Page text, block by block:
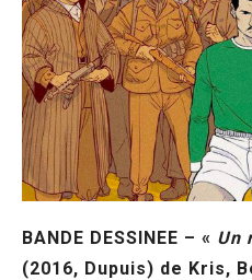
BANDE DESSINEE – « Un
(2016, Dupuis) de Kris,